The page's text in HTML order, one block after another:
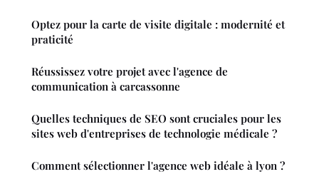
Optez pour la carte de visite digitale : modernité et
praticité
Réussissez votre projet avec l'agence de
communication à carcassonne
Quelles techniques de SEO sont cruciales pour les
sites web d'entreprises de technologie médicale ?
Comment sélectionner l'agence web idéale à lyon ?